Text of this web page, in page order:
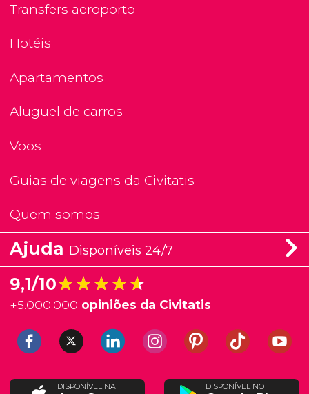
Transfers aeroporto
Hotéis
Apartamentos
Aluguel de carros
Voos
Guias de viagens da Civitatis
Quem somos
Ajuda Disponíveis 24/7
9,1/10★★★★★
★★★★★
+5.000.000 opiniões da Civitatis
DISPONÍVEL NA DISPONÍVEL NO